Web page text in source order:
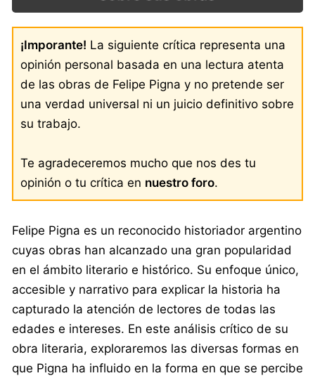
¡Imporante! La siguiente crítica representa una
opinión personal basada en una lectura atenta
de las obras de Felipe Pigna y no pretende ser
una verdad universal ni un juicio definitivo sobre
su trabajo.
Te agradeceremos mucho que nos des tu
opinión o tu crítica en nuestro foro.
Felipe Pigna es un reconocido historiador argentino
cuyas obras han alcanzado una gran popularidad
en el ámbito literario e histórico. Su enfoque único,
accesible y narrativo para explicar la historia ha
capturado la atención de lectores de todas las
edades e intereses. En este análisis crítico de su
obra literaria, exploraremos las diversas formas en
que Pigna ha influido en la forma en que se percibe